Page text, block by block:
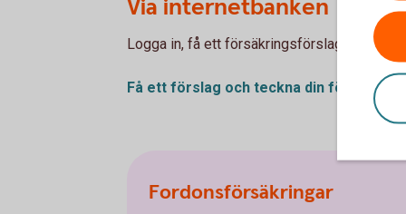
Via internetbanken
Logga in, få ett försäkringsförslag och
Få ett förslag och teckna din försäkring
Fordonsförsäkringar